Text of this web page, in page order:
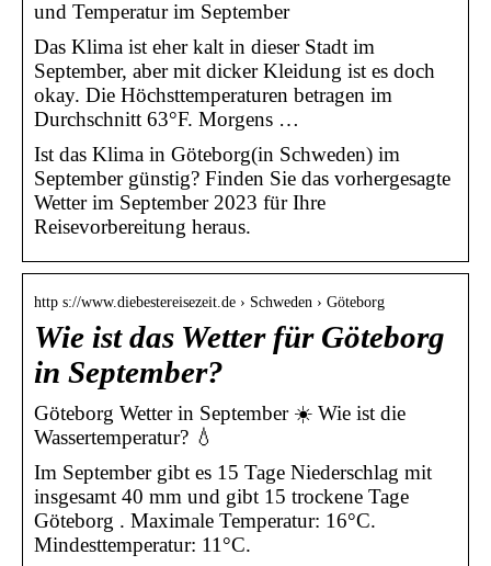
und Temperatur im September
Das Klima ist eher kalt in dieser Stadt im
September, aber mit dicker Kleidung ist es doch
okay. Die Höchsttemperaturen betragen im
Durchschnitt 63°F. Morgens …
Ist das Klima in Göteborg(in Schweden) im
September günstig? Finden Sie das vorhergesagte
Wetter im September 2023 für Ihre
Reisevorbereitung heraus.
http s://www.diebestereisezeit.de › Schweden › Göteborg
Wie ist das Wetter für Göteborg
in September?
Göteborg Wetter in September ☀️ Wie ist die
Wassertemperatur? 💧
Im September gibt es 15 Tage Niederschlag mit
insgesamt 40 mm und gibt 15 trockene Tage
Göteborg . Maximale Temperatur: 16°C.
Mindesttemperatur: 11°C.